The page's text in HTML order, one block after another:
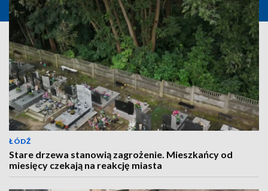
ŁÓDŹ
Stare drzewa stanowią zagrożenie. Mieszkańcy od
miesięcy czekają na reakcję miasta